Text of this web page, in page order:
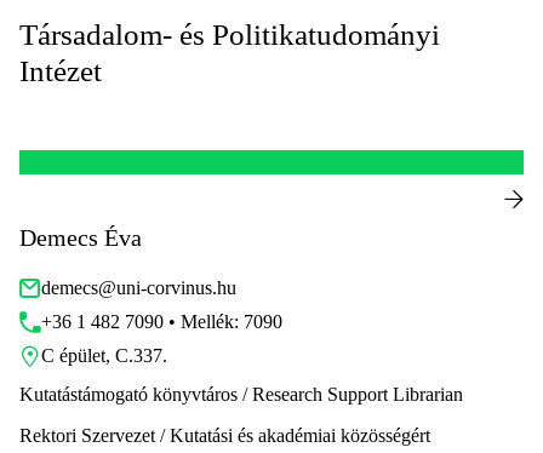
Társadalom- és Politikatudományi
Intézet
Demecs Éva
demecs@uni-corvinus.hu
+36 1 482 7090 • Mellék: 7090
C épület, C.337.
Kutatástámogató könyvtáros / Research Support Librarian
Rektori Szervezet / Kutatási és akadémiai közösségért